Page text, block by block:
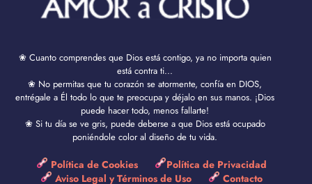
❀ Cuanto comprendes que Dios está contigo, ya no importa quien
está contra ti...
❀ No permitas que tu corazón se atormente, confía en DIOS,
entrégale a Él todo lo que te preocupa y déjalo en sus manos. ¡Dios
puede hacer todo, menos fallarte!
❀ Si tu día se ve gris, puede deberse a que Dios está ocupado
poniéndole color al diseño de tu vida.
Política de Cookies
Política de Privacidad
Aviso Legal y Términos de Uso
Contacto